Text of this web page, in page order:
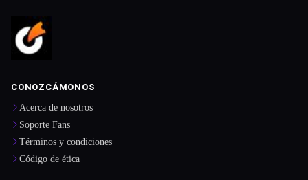
CONOZCÁMONOS
Acerca de nosotros
Soporte Fans
Términos y condiciones
Código de ética